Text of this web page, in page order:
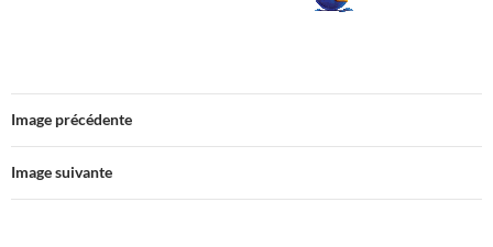
Image précédente
Image suivante